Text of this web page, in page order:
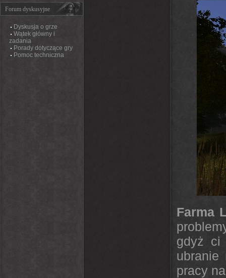
Forum dyskusyjne
Dyskusja o grze
Wątek główny i
zadania
Porady dotyczące gry
Pomoc techniczna
Farma
gdyż ci
pracy